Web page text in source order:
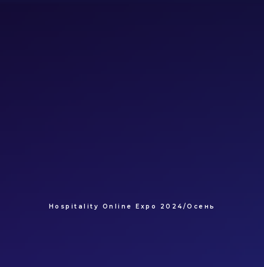
Hospitality Online Expo 2024/Осень